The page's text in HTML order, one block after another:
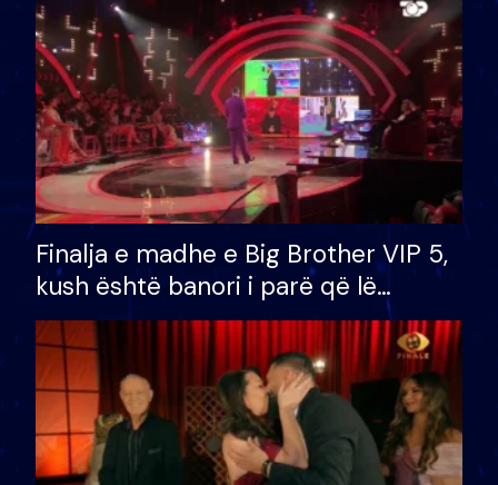
Finalja e madhe e Big Brother VIP 5,
kush është banori i parë që lë
shtëpinë dhe humb mundësinë për
të fituar çmimin e madh